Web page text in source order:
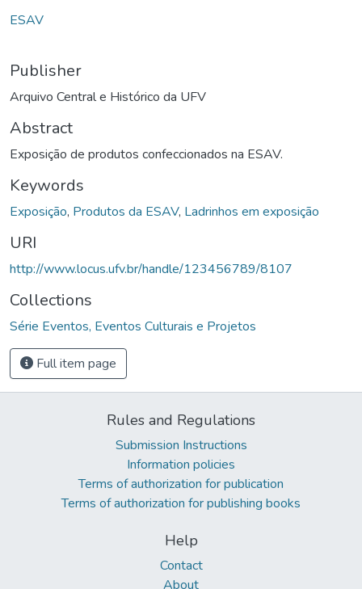
ESAV
Publisher
Arquivo Central e Histórico da UFV
Abstract
Exposição de produtos confeccionados na ESAV.
Keywords
Exposição, Produtos da ESAV, Ladrinhos em exposição
URI
http://www.locus.ufv.br/handle/123456789/8107
Collections
Série Eventos, Eventos Culturais e Projetos
Full item page
Rules and Regulations
Submission Instructions
Information policies
Terms of authorization for publication
Terms of authorization for publishing books
Help
Contact
About